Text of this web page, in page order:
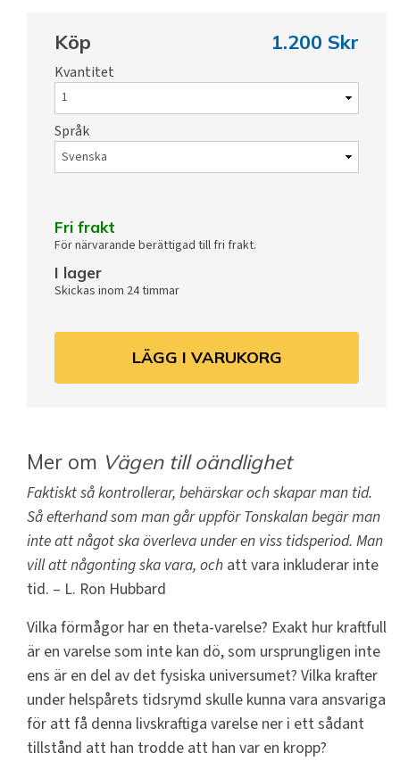
Köp 1.200 Skr
Kvantitet
Språk
Fri frakt
För närvarande berättigad till fri frakt.
I lager
Skickas inom 24 timmar
LÄGG I VARUKORG
Mer om Vägen till oändlighet
Faktiskt så kontrollerar, behärskar och skapar man tid.
Så efterhand som man går uppför Tonskalan begär man
inte att något ska överleva under en viss tidsperiod. Man
vill att någonting ska vara, och att vara inkluderar inte
tid. – L. Ron Hubbard
Vilka förmågor har en theta-varelse? Exakt hur kraftfull
är en varelse som inte kan dö, som ursprungligen inte
ens är en del av det fysiska universumet? Vilka krafter
under helspårets tidsrymd skulle kunna vara ansvariga
för att få denna livskraftiga varelse ner i ett sådant
tillstånd att han trodde att han var en kropp?